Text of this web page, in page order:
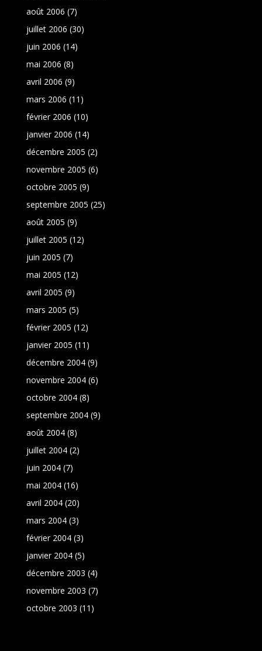
août 2006 (7)
juillet 2006 (30)
juin 2006 (14)
mai 2006 (8)
avril 2006 (9)
mars 2006 (11)
février 2006 (10)
janvier 2006 (14)
décembre 2005 (2)
novembre 2005 (6)
octobre 2005 (9)
septembre 2005 (25)
août 2005 (9)
juillet 2005 (12)
juin 2005 (7)
mai 2005 (12)
avril 2005 (9)
mars 2005 (5)
février 2005 (12)
janvier 2005 (11)
décembre 2004(9)
novembre 2004(6)
octobre 2004(8)
septembre 2004(9)
août 2004(8)
juillet 2004(2)
juin 2004(7)
mai 2004(16)
avril 2004(20)
mars 2004(3)
février 2004(3)
janvier 2004(5)
décembre 2003 (4)
novembre 2003 (7)
octobre 2003 (11)